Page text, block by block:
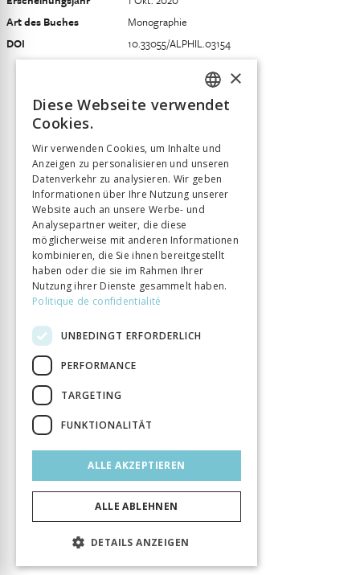
Art des Buches
Monographie
DOI
10.33055/ALPHIL.03154
FRENCH
ITALIAN
×
Diese Webseite verwendet
Cookies.
Wir verwenden Cookies, um Inhalte und
Anzeigen zu personalisieren und unseren
Datenverkehr zu analysieren. Wir geben
Informationen über Ihre Nutzung unserer
Website auch an unsere Werbe- und
Analysepartner weiter, die diese
möglicherweise mit anderen Informationen
kombinieren, die Sie ihnen bereitgestellt
haben oder die sie im Rahmen Ihrer
Nutzung ihrer Dienste gesammelt haben.
Politique de confidentialité
UNBEDINGT ERFORDERLICH
PERFORMANCE
TARGETING
FUNKTIONALITÄT
ALLE AKZEPTIEREN
ALLE ABLEHNEN
DETAILS ANZEIGEN